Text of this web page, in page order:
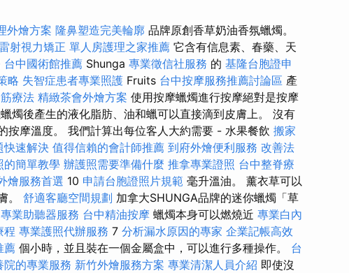
外燴方案 隆鼻塑造完美輪廓 品牌原創香草奶油香氛蠟燭。
射視力矯正 單人房護理之家推薦 它含有信息素、春藥、天
台中國術館推薦 Shunga 專業徵信社服務 的 基隆台胞證申
略 失智症患者專業照護 Fruits 台中按摩服務推薦討論區 產
療法 精緻茶會外燴方案 使用按摩蠟燭進行按摩絕對是按摩
燭後產生的液化脂肪、油和蠟可以直接滴到皮膚上。 沒有
按摩溫度。 我們計算出每位客人大約需要 - 水果餐飲 搬家
快速解決 值得信賴的會計師推薦 到府外燴便利服務 改善法
的簡單教學 辦護照需要準備什麼 推拿專業證照 台中整脊療
燴服務首選 10 申請台胞證照片規範 毫升溫油。 薰衣草可以
。 舒適客廳空間規劃 加拿大SHUNGA品牌的迷你蠟燭「草
專業助聽器服務 台中精油按摩 蠟燭本身可以燃燒近 專業白內
程 專業護照代辦服務 7 分析漏水原因的專家 企業記帳高效
薦 個小時，並且裝在一個金屬盒中，可以進行多種操作。 台
院的專業服務 新竹外燴服務方案 專業清潔人員介紹 即使沒